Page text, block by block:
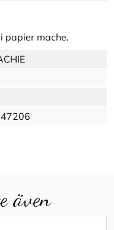
papier mache.
även